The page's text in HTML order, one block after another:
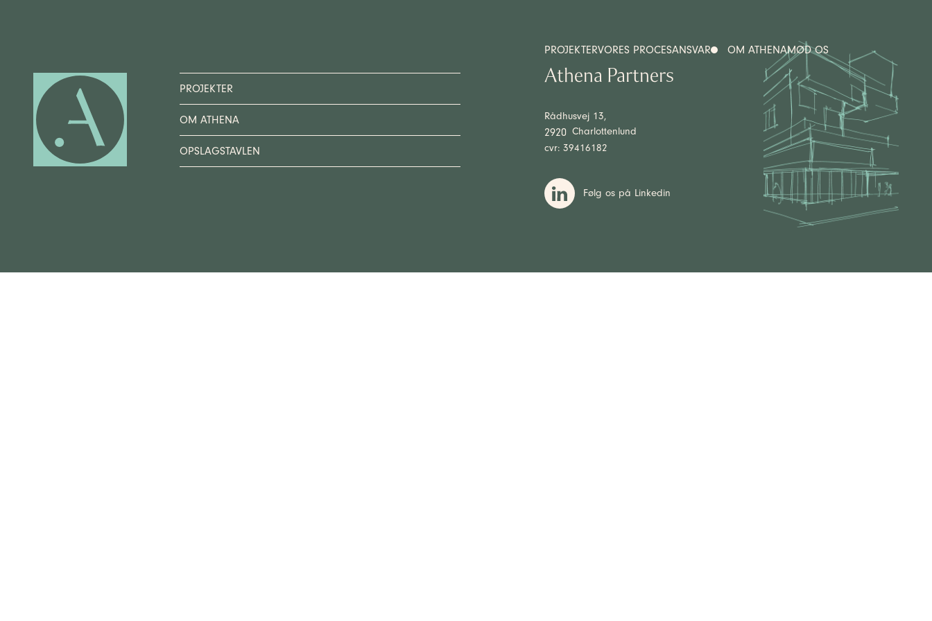
PROJEKTERVORES PROCESANSVAR OM ATHENAMØD OS
PROJEKTER
OM ATHENA
OPSLAGSTAVLEN
Athena Partners
Rådhusvej 13,
2920 Charlottenlund
cvr: 39416182
Følg os på Linkedin